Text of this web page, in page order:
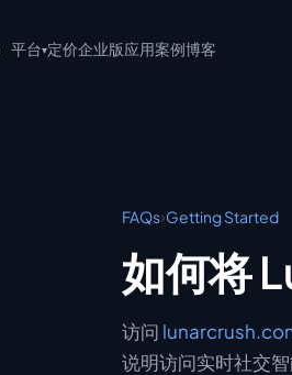
平台▾
LunarCrush Discover
LunarCrush Collections
定价企业版应用案例博客
FAQs›Getting Started
如何将
访问
说明访问实时社交智